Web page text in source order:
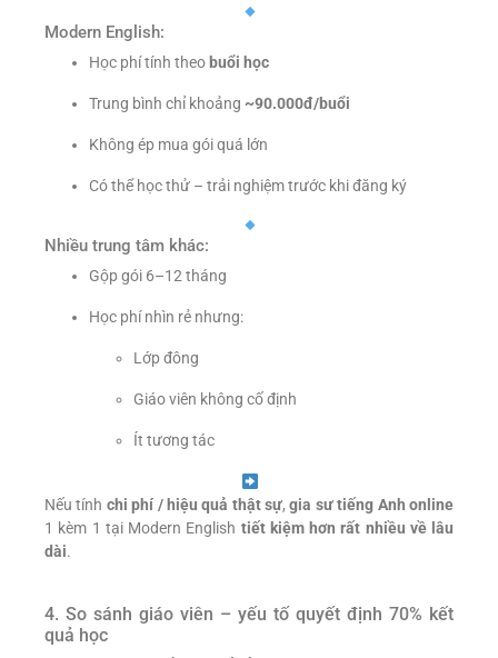
Modern English:
Học phí tính theo buổi học
Trung bình chỉ khoảng ~90.000đ/buổi
Không ép mua gói quá lớn
Có thể học thử – trải nghiệm trước khi đăng ký
Nhiều trung tâm khác:
Gộp gói 6–12 tháng
Học phí nhìn rẻ nhưng:
Lớp đông
Giáo viên không cố định
Ít tương tác
Nếu tính chi phí / hiệu quả thật sự,gia sư tiếng Anh online
1 kèm 1 tại Modern English tiết kiệm hơn rất nhiều về lâu
dài.
4. So sánh giáo viên – yếu tố quyết định 70% kết
quả học